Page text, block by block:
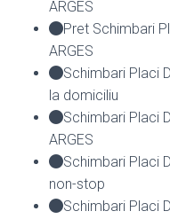
ARGES
Pret Schimbari
ARGES
Schimbari Placi
la domiciliu
Schimbari Placi
ARGES
Schimbari Placi
non-stop
Schimbari Placi